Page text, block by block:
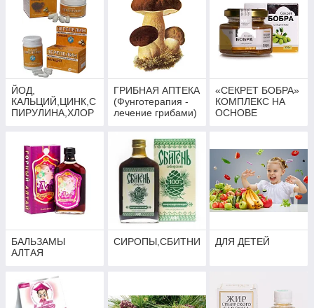
ЙОД,
КАЛЬЦИЙ,ЦИНК,С
ПИРУЛИНА,ХЛОР
ГРИБНАЯ АПТЕКА
(Фунготерапия -
лечение грибами)
«СЕКРЕТ БОБРА»
КОМПЛЕКС НА
ОСНОВЕ
БАЛЬЗАМЫ
АЛТАЯ
СИРОПЫ,СБИТНИ ДЛЯ ДЕТЕЙ